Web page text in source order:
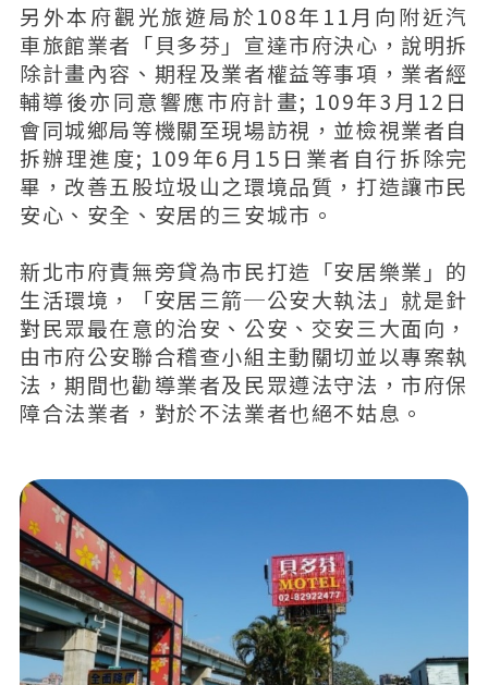
另外本府觀光旅遊局於108年11月向附近汽
車旅館業者「貝多芬」宣達市府決心，說明拆
除計畫內容、期程及業者權益等事項，業者經
輔導後亦同意響應市府計畫; 109年3月12日
會同城鄉局等機關至現場訪視，並檢視業者自
拆辦理進度; 109年6月15日業者自行拆除完
畢，改善五股垃圾山之環境品質，打造讓市民
安心、安全、安居的三安城市。
新北市府責無旁貸為市民打造「安居樂業」的
生活環境，「安居三箭─公安大執法」就是針
對民眾最在意的治安、公安、交安三大面向，
由市府公安聯合稽查小組主動關切並以專案執
法，期間也勸導業者及民眾遵法守法，市府保
障合法業者，對於不法業者也絕不姑息。